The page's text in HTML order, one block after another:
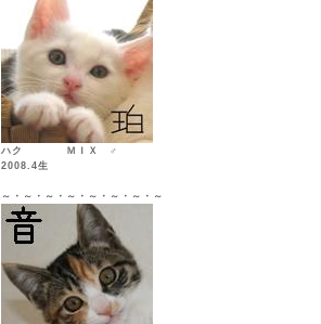
ハク ＭＩＸ ♂
2008.4生
～・～・～・～・～・～・～・～